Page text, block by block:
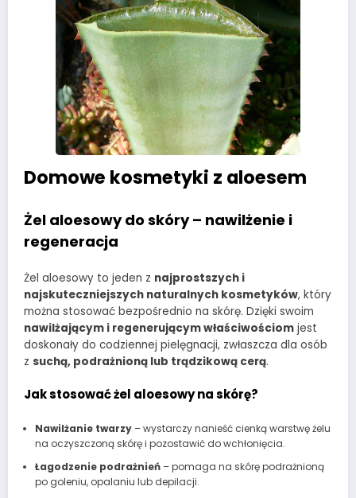
Domowe kosmetyki z aloesem
Żel aloesowy do skóry – nawilżenie i
regeneracja
Żel aloesowy to jeden z najprostszych i
najskuteczniejszych naturalnych kosmetyków, który
można stosować bezpośrednio na skórę. Dzięki swoim
nawilżającym i regenerującym właściwościom jest
doskonały do codziennej pielęgnacji, zwłaszcza dla osób
z suchą, podrażnioną lub trądzikową cerą.
Jak stosować żel aloesowy na skórę?
Nawilżanie twarzy– wystarczy nanieść cienką warstwę żelu
na oczyszczoną skórę i pozostawić do wchłonięcia.
Łagodzenie podrażnień– pomaga na skórę podrażnioną
po goleniu, opalaniu lub depilacji.